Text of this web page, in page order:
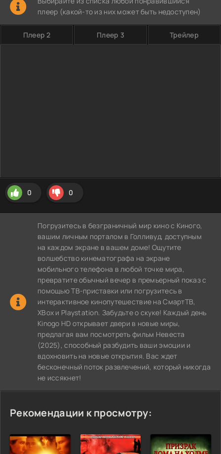
плеер (какой-то из них может быть недоступен)
Плеер 2 Плеер 3 Трейлер
0 0
Погрузитесь в безграничный мир кино с Киного,
вашим личным порталом в Голливуд, доступным
на каждом экране в вашем доме! Ощутите
волшебство кинематографа на экране
мобильного телефона в любой точке мира,
превратите обычный вечер в премьерный показ с
помощью ТВ-приставки или погрузитесь в
интерактивное кинопутешествие на СмартТВ,
XBox и Playstation. Забудьте о скуке! Каждый день
Kinogo HD открывает двери в новые миры,
предлагая вам посмотреть фильм Невеста
(2025), способный разбудить ваши эмоции и
вдохновить на новые открытия. Вас ждет
бесконечный поток развлечений, который никогда
не иссякнет!
Рекомендации к просмотру: